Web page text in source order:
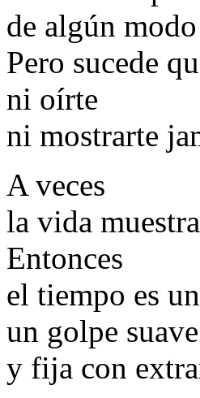
de algún modo
Pero sucede
ni oírte
ni mostrarte
A veces
la vida
Entonces
el tiempo es
un golpe
y fija con